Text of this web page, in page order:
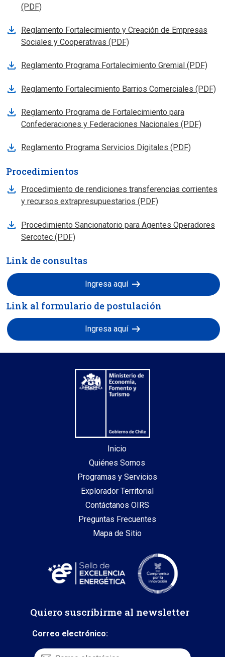
(PDF)
Reglamento Fortalecimiento y Creación de Empresas
Sociales y Cooperativas (PDF)
Reglamento Programa Fortalecimiento Gremial (PDF)
Reglamento Fortalecimiento Barrios Comerciales (PDF)
Reglamento Programa de Fortalecimiento para
Confederaciones y Federaciones Nacionales (PDF)
Reglamento Programa Servicios Digitales (PDF)
Procedimientos
Procedimiento de rendiciones transferencias corrientes
y recursos extrapresupuestarios (PDF)
Procedimiento Sancionatorio para Agentes Operadores
Sercotec (PDF)
Link de consultas
Ingresa aquí arrow_right_alt
Link al formulario de postulación
Ingresa aquí arrow_right_alt
Inicio
Quiénes Somos
Programas y Servicios
Explorador Territorial
Contáctanos OIRS
Preguntas Frecuentes
Mapa de Sitio
Quiero suscribirme al newsletter
Correo electrónico: